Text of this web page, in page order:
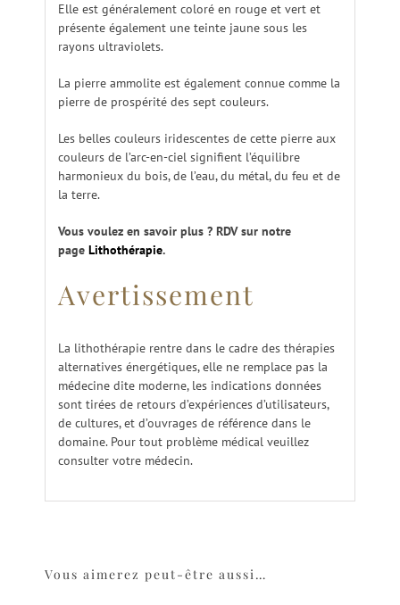
Elle est généralement coloré en rouge et vert et
présente également une teinte jaune sous les
rayons ultraviolets.
La pierre ammolite est également connue comme la
pierre de prospérité des sept couleurs.
Les belles couleurs iridescentes de cette pierre aux
couleurs de l’arc-en-ciel signifient l’équilibre
harmonieux du bois, de l’eau, du métal, du feu et de
la terre.
Vous voulez en savoir plus ? RDV sur notre
page Lithothérapie.
Avertissement
La lithothérapie rentre dans le cadre des thérapies
alternatives énergétiques, elle ne remplace pas la
médecine dite moderne, les indications données
sont tirées de retours d’expériences d’utilisateurs,
de cultures, et d’ouvrages de référence dans le
domaine. Pour tout problème médical veuillez
consulter votre médecin.
Vous aimerez peut-être aussi…